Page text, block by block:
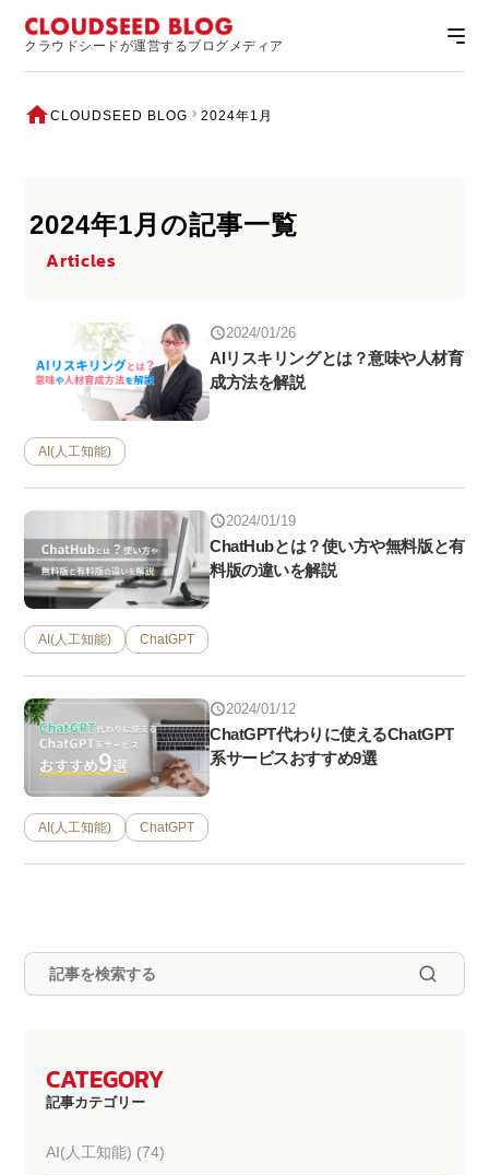
クラウドシードが運営するブログメディア
CLOUDSEED BLOG 2024年1月
2024年1月の記事一覧
Articles
2024/01/26
AIリスキリングとは？意味や人材育
成方法を解説
AI(人工知能)
2024/01/19
ChatHubとは？使い方や無料版と有
料版の違いを解説
AI(人工知能) ChatGPT
2024/01/12
ChatGPT代わりに使えるChatGPT
系サービスおすすめ9選
AI(人工知能) ChatGPT
CATEGORY
記事カテゴリー
AI(人工知能) (74)